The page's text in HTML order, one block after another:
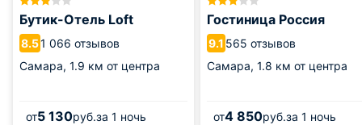
Бутик-Отель Loft
8.51 066 отзывов
Самара, 1.9 км от центра
от5 130руб.за 1 ночь
Гостиница Россия
9.1 565 отзывов
Самара, 1.8 км от центра
от4 850руб.за 1 ночь